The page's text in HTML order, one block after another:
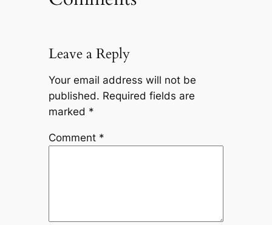
Leave a Reply
Your email address will not be
published. Required fields are
marked *
Comment *